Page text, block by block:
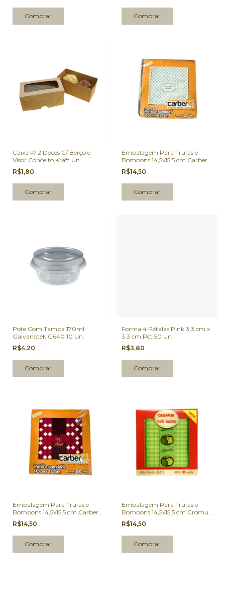
Caixa P/ 2 Doces C/ Berço e
Visor Conceito Kraft Un.
R$1,80
Embalagem Para Trufas e
Bombons 14,5x15,5 cm Carber
Chocolate Branco 100 Un.
R$14,50
Pote Com Tampa 170ml
Galvanotek G640 10 Un.
R$4,20
Forma 4 Pétalas Pink 3,3 cm x
3,3 cm Pct 50 Un.
R$3,80
Embalagem Para Trufas e
Bombons 14,5x15,5 cm Carber
Amor Eterno 100 Un.
R$14,50
Embalagem Para Trufas e
Bombons 14,5x15,5 cm Cromus
Limão 100 Un.
R$14,50